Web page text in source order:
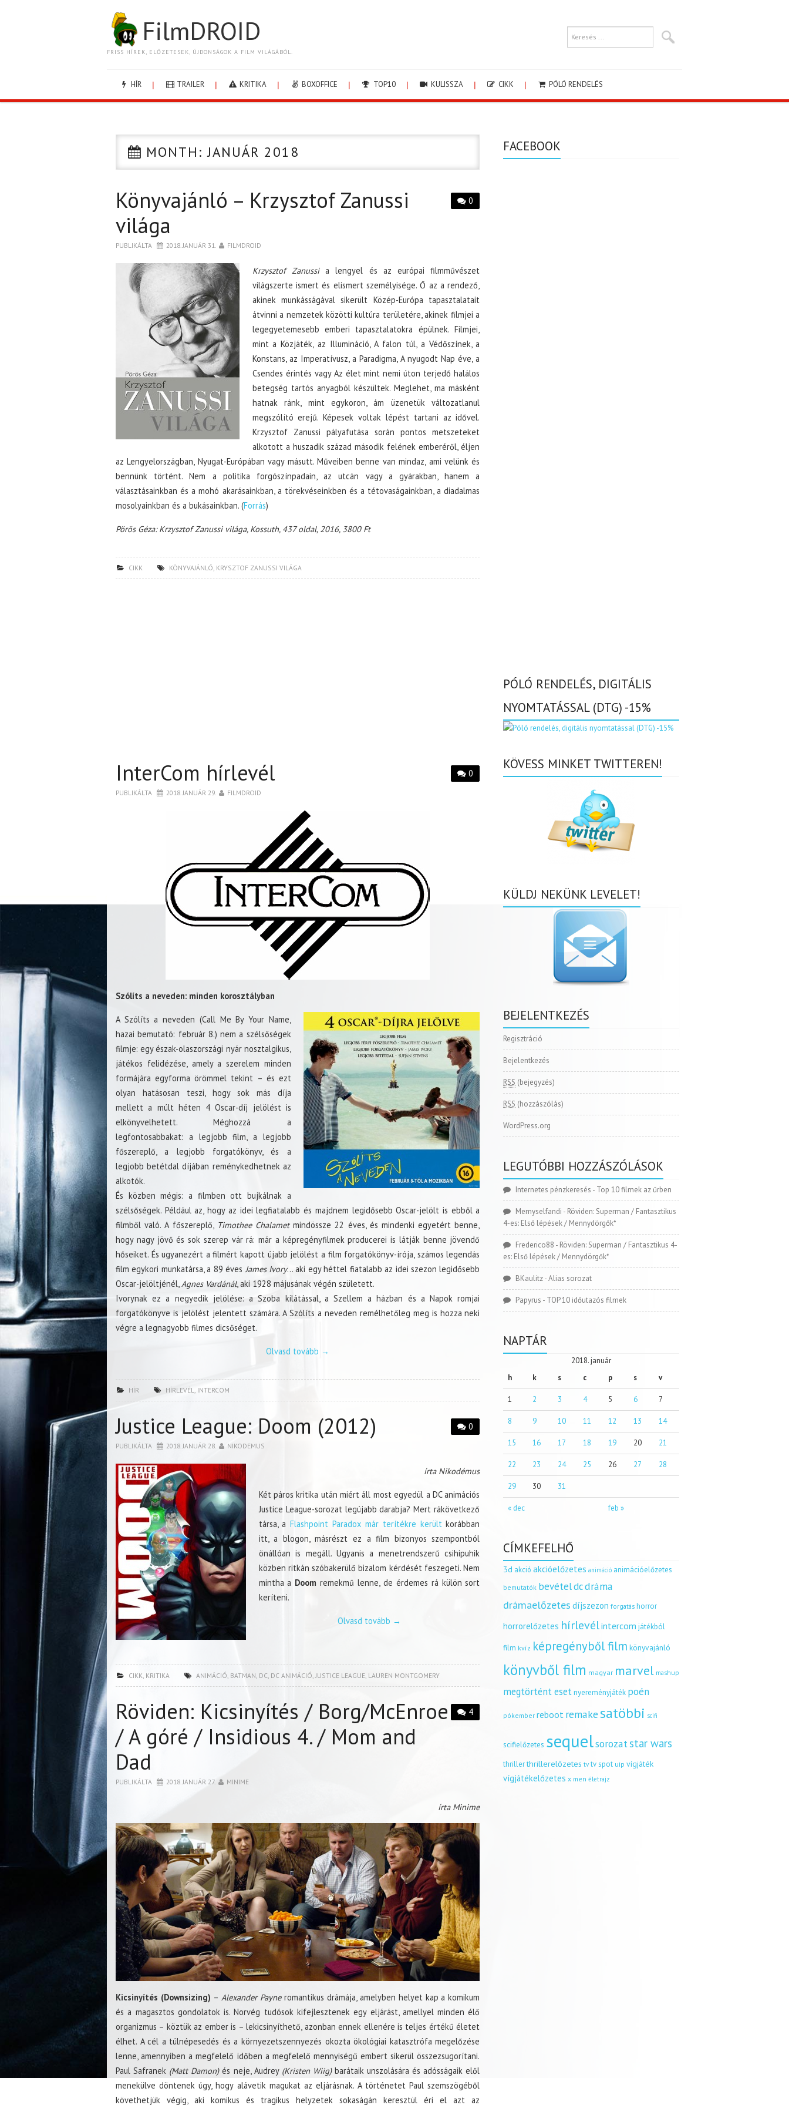
FilmDROID
FRISS HÍREK, ELŐZETESEK, ÚJDONSÁGOK A FILM VILÁGÁBÓL.
HÍR TRAILER KRITIKA BOXOFFICE TOP10 KULISSZA CIKK PÓLÓ RENDELÉS
MONTH:JANUÁR 2018
0
Könyvajánló – Krzysztof Zanussi
világa
PUBLIKÁLTA 2018. JANUÁR 31. FILMDROID
Krzysztof Zanussia lengyel és az európai filmművészet
világszerte ismert és elismert személyisége. Ő az a rendező,
akinek munkásságával sikerült Közép-Európa tapasztalatait
átvinni a nemzetek közötti kultúra területére, akinek filmjei a
legegyetemesebb emberi tapasztalatokra épülnek. Filmjei,
mint a Közjáték, az Illumináció, A falon túl, a Védőszínek, a
Konstans, az Imperatívusz, a Paradigma, A nyugodt Nap éve, a
Csendes érintés vagy Az élet mint nemi úton terjedő halálos
betegség tartós anyagból készültek. Meglehet, ma másként
hatnak ránk, mint egykoron, ám üzenetük változatlanul
megszólító erejű. Képesek voltak lépést tartani az idővel.
Krzysztof Zanussi pályafutása során pontos metszeteket
alkotott a huszadik század második felének emberéről, éljen
az Lengyelországban, Nyugat-Európában vagy másutt. Műveiben benne van mindaz, ami velünk és
bennünk történt. Nem a politika forgószínpadain, az utcán vagy a gyárakban, hanem a
választásainkban és a mohó akarásainkban, a törekvéseinkben és a tétovaságainkban, a diadalmas
mosolyainkban és a bukásainkban. (Forrás)
Pörös Géza: Krzysztof Zanussi világa, Kossuth, 437 oldal, 2016, 3800 Ft
CIKK KÖNYVAJÁNLÓ, KRYSZTOF ZANUSSI VILÁGA
0
InterCom hírlevél
PUBLIKÁLTA 2018. JANUÁR 29. FILMDROID
Szólíts a neveden: minden korosztályban
A Szólíts a neveden (Call Me By Your Name,
hazai bemutató: február 8.) nem a szélsőségek
filmje: egy észak-olaszországi nyár nosztalgikus,
játékos felidézése, amely a szerelem minden
formájára egyforma örömmel tekint – és ezt
olyan hatásosan teszi, hogy sok más díja
mellett a múlt héten 4 Oscar-díj jelölést is
elkönyvelhetett. Méghozzá a
legfontosabbakat: a legjobb film, a legjobb
főszereplő, a legjobb forgatókönyv, és a
legjobb betétdal díjában reménykedhetnek az
alkotók.
És közben mégis: a filmben ott bujkálnak a
szélsőségek. Például az, hogy az idei legfiatalabb és majdnem legidősebb Oscar-jelölt is ebből a
filmből való. A főszereplő, Timothee Chalametmindössze 22 éves, és mindenki egyetért benne,
hogy nagy jövő és sok szerep vár rá: már a képregényfilmek producerei is látják benne jövendő
hőseiket. És ugyanezért a filmért kapott újabb jelölést a film forgatókönyv-írója, számos legendás
film egykori munkatársa, a 89 évesJames Ivory… aki egy héttel fiatalabb az idei szezon legidősebb
Oscar-jelöltjénél,Agnes Vardánál, aki 1928 májusának végén született.
Ivorynak ez a negyedik jelölése: a Szoba kilátással, a Szellem a házban és a Napok romjai
forgatókönyve is jelölést jelentett számára. A Szólíts a neveden remélhetőleg meg is hozza neki
végre a legnagyobb filmes dicsőséget.
Olvasd tovább →
HÍR HÍRLEVÉL, INTERCOM
0
Justice League: Doom (2012)
PUBLIKÁLTA 2018. JANUÁR 28. NIKODEMUS
írta Nikodémus
Két páros kritika után miért áll most egyedül a DC animációs
Justice League-sorozat legújabb darabja? Mert rákövetkező
társa, aFlashpoint Paradox már terítékre kerültkorábban
itt, a blogon, másrészt ez a film bizonyos szempontból
önállóan is megáll. Ugyanis a menetrendszerű csihipuhik
közben ritkán szóbakerülő bizalom kérdését feszegeti. Nem
mintha a Doom remekmű lenne, de érdemes rá külön sort
keríteni.
Olvasd tovább →
CIKK KRITIKA ANIMÁCIÓ BATMAN DC DC ANIMÁCIÓ JUSTICE LEAGUE, LAUREN MONTGOMERY
4
Röviden: Kicsinyítés / Borg/McEnroe
/ A góré / Insidious 4. / Mom and
Dad
PUBLIKÁLTA 2018. JANUÁR 27. MINIME
írta Minime
Kicsinyítés (Downsizing) – Alexander Payneromantikus drámája, amelyben helyet kap a komikum
és a magasztos gondolatok is. Norvég tudósok kifejlesztenek egy eljárást, amellyel minden élő
organizmus – köztük az ember is – lekicsinyíthető, azonban ennek ellenére is teljes értékű életet
élhet. A cél a túlnépesedés és a környezetszennyezés okozta ökológiai katasztrófa megelőzése
lenne, amennyiben a megfelelő időben a megfelelő mennyiségű embert sikerül összezsugorítani.
Paul Safranek (Matt Damon)és neje, Audrey (Kristen Wiig)barátaik unszolására és adósságaik elől
menekülve döntenek úgy, hogy alávetik magukat az eljárásnak. A történetet Paul szemszögéből
követhetjük végig, aki komikus és tragikus helyzetek sokaságán keresztül éri el azt az
FACEBOOK
PÓLÓ RENDELÉS, DIGITÁLIS
NYOMTATÁSSAL (DTG) -15%
KÖVESS MINKET TWITTEREN!
KÜLDJ NEKÜNK LEVELET!
BEJELENTKEZÉS
Regisztráció
Bejelentkezés
RSS (bejegyzés)
RSS (hozzászólás)
WordPress.org
LEGUTÓBBI HOZZÁSZÓLÁSOK
Internetes pénzkeresés - Top 10 filmek az űrben
Memyselfandi - Röviden: Superman / Fantasztikus
4-es: Első lépések / Mennydörgők*
Frederico88 - Röviden: Superman / Fantasztikus 4-
es: Első lépések / Mennydörgők*
BKaulitz-Alias sorozat
Papyrus - TOP 10 időutazós filmek
NAPTÁR
2018. január
h
k s c p s v
« dec feb »
1 2 3 4 5 6 7
8 9 10 11 12 13 14
15 16 17 18 19 20 21
22 23 24 25 26 27 28
29 30 31
CÍMKEFELHŐ
3d akció akcióelőzetes animáció animációelőzetes
bemutatók bevételdcdráma
drámaelőzetes díjszezon forgatás horror
horrorelőzetes hírlevélintercom játékból
film kvíz képregényből film könyvajánló
könyvből film magyar marvel mashup
megtörtént esetnyereményjáték poén
pókember reboot remakesatöbbi scifi
scifielőzetes sequelsorozatstar wars
thrillerthrillerelőzetes tv tv spot uip vígjáték
vígjátékelőzetes x men életrajz